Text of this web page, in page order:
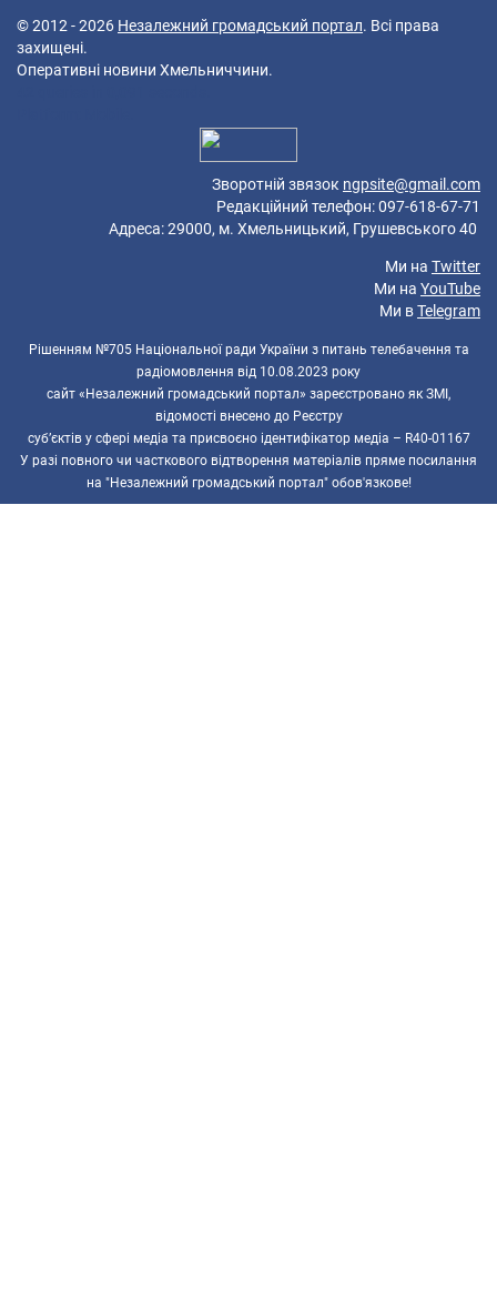
© 2012 - 2026 Незалежний громадський портал. Всі права
захищені.
Оперативні новини Хмельниччини.
Зворотній звязок ngpsite@gmail.com
Редакційний телефон: 097-618-67-71
Адреса: 29000, м. Хмельницький, Грушевського 40
Ми на Twitter
Ми на YouTube
Ми вTelegram
Рішенням №705 Національної ради України з питань телебачення та
радіомовлення від 10.08.2023 року
сайт «Незалежний громадський портал» зареєстровано як ЗМІ,
відомості внесено до Реєстру
суб’єктів у сфері медіа та присвоєно ідентифікатор медіа – R40-01167
У разі повного чи часткового відтворення матеріалів пряме посилання
на "Незалежний громадський портал" обов'язкове!